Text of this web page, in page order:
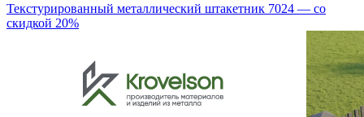
Текстурированный металлический штакетник 7024 — со
скидкой 20%